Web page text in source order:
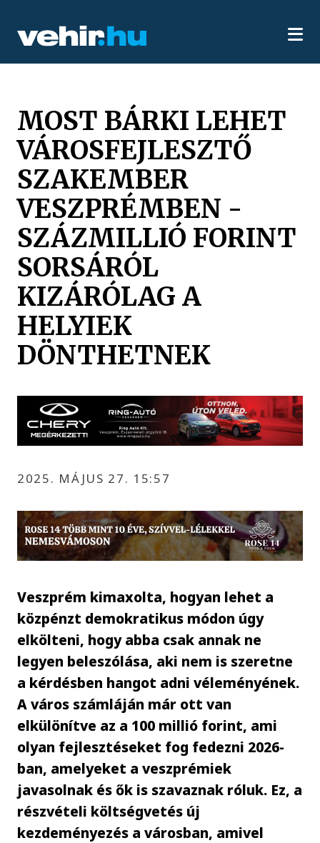
MOST BÁRKI LEHET
VÁROSFEJLESZTŐ
SZAKEMBER
VESZPRÉMBEN -
SZÁZMILLIÓ FORINT
SORSÁRÓL
KIZÁRÓLAG A
HELYIEK
DÖNTHETNEK
2025. MÁJUS 27. 15:57
Veszprém kimaxolta, hogyan lehet a
közpénzt demokratikus módon úgy
elkölteni, hogy abba csak annak ne
legyen beleszólása, aki nem is szeretne
a kérdésben hangot adni véleményének.
A város számláján már ott van
elkülönítve az a 100 millió forint, ami
olyan fejlesztéseket fog fedezni 2026-
ban, amelyeket a veszprémiek
javasolnak és ők is szavaznak róluk. Ez, a
részvételi költségvetés új
kezdeményezés a városban, amivel